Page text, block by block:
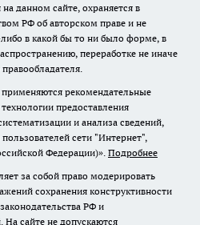
данном сайте, охраняется в
РФ об авторском праве и не
в какой бы то ни было форме, в
переработке не иначе
рекомендательные
предоставления
и анализа сведений,
сети "Интернет",
Федерации)». Подробнее
за собой право модерировать
сохранения конструктивности
РФ и
На сайте не допускаются